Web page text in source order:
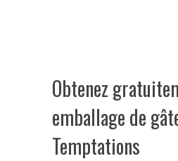
Obtenez
emballage de
Temptations